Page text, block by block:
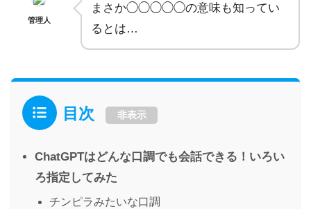
管理人
まさか◯◯◯◯◯の意味も知ってい
るとは…
目次 非表示
ChatGPTはどんな口調でも会話できる！いろい
ろ指定してみた
チンピラみたいな口調